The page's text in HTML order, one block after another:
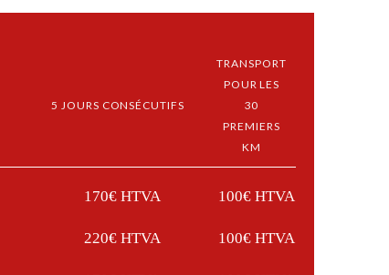
5 JOURS CONSÉCUTIFS
TRANSPORT
POUR LES
30
PREMIERS
KM
170€ HTVA 100€ HTVA
220€ HTVA 100€ HTVA